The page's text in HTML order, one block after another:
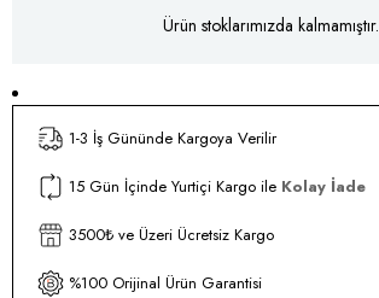
Ürün stoklarımızda kalmamıştır.
1-3 İş Gününde Kargoya Verilir
15 Gün İçinde Yurtiçi Kargo ile Kolay İade
3500₺ ve Üzeri Ücretsiz Kargo
%100 Orijinal Ürün Garantisi